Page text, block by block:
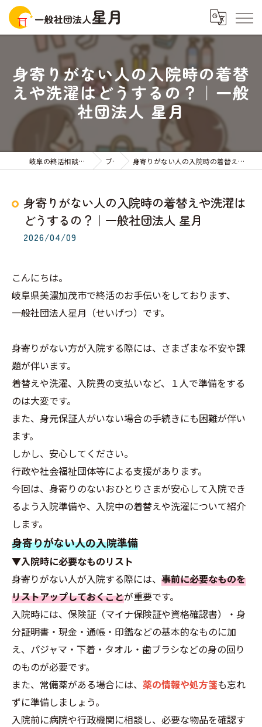
身寄りがない人の入院時の着替
えや洗濯はどうするの？｜一般
社団法人 星月
岐阜の終活相談なら一般社団法人星月 ブログ 身寄りがない人の入院時の着替えや洗濯はどうするの？｜一般社団法人 星月
身寄りがない人の入院時の着替えや洗濯は
どうするの？｜一般社団法人 星月
2026/04/09
こんにちは。
岐阜県美濃加茂市で終活のお手伝いをしております、
一般社団法人星月（せいげつ）です。
身寄りがない方が入院する際には、さまざまな不安や課
題が伴います。
着替えや洗濯、入院費の支払いなど、１人で準備をする
のは大変です。
また、身元保証人がいない場合の手続きにも困難が伴い
ます。
しかし、安心してください。
行政や社会福祉団体等による支援があります。
今回は、身寄りのないおひとりさまが安心して入院でき
るよう入院準備や、入院中の着替えや洗濯について紹介
します。
身寄りがない人の入院準備
▼入院時に必要なものリスト
身寄りがない人が入院する際には、 事前に必要なものを
リストアップしておくことが重要です。
入院時には、保険証（マイナ保険証や資格確認書）・身
分証明書・現金・通帳・印鑑などの基本的なものに加
え、パジャマ・下着・タオル・歯ブラシなどの身の回り
のものが必要です。
また、常備薬がある場合には、 薬の情報や処方箋も忘れ
ずに準備しましょう。
入院前に病院や行政機関に相談し、必要な物品を確認す